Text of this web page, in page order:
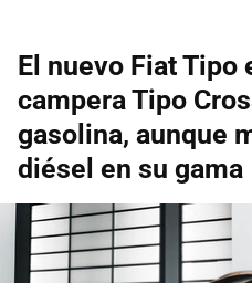
El nuevo Fiat Tipo
campera Tipo
gasolina, aunque
diésel en su gama